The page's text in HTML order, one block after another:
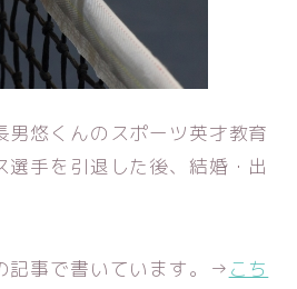
悠くんのスポーツ英才教育
手を引退した後、結婚・出
記事で書いています。→ こち